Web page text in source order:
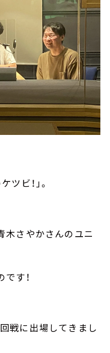
ビ！」。
木さやかさんのユニ
す！
回戦に出場してきまし